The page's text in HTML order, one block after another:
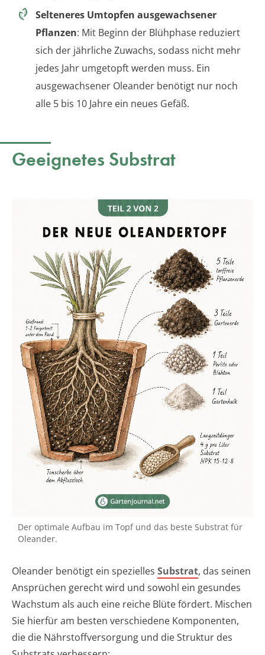
Selteneres Umtopfen ausgewachsener
Pflanzen: Mit Beginn der Blühphase reduziert
sich der jährliche Zuwachs, sodass nicht mehr
jedes Jahr umgetopft werden muss. Ein
ausgewachsener Oleander benötigt nur noch
alle 5 bis 10 Jahre ein neues Gefäß.
Geeignetes Substrat
Der optimale Aufbau im Topf und das beste Substrat für
Oleander.
Oleander benötigt ein spezielles Substrat, das seinen
Ansprüchen gerecht wird und sowohl ein gesundes
Wachstum als auch eine reiche Blüte fördert. Mischen
Sie hierfür am besten verschiedene Komponenten,
die die Nährstoffversorgung und die Struktur des